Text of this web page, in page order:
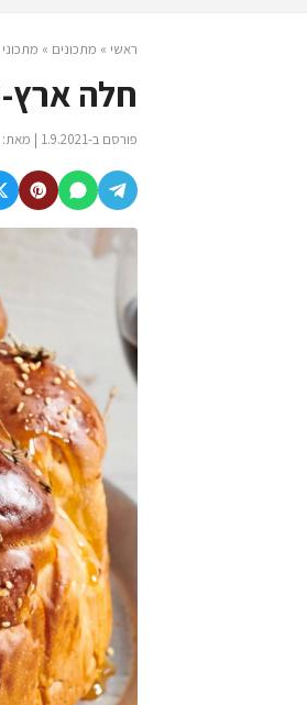
ראשי » מתכונים »
חלה
פורסם ב-1.9.2021 | מאת: